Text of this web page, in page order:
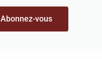
Abonnez-vous